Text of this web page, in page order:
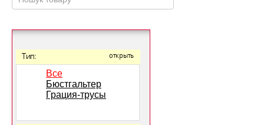
Тип: открыть
Все
Бюстгальтер
Грация-трусы